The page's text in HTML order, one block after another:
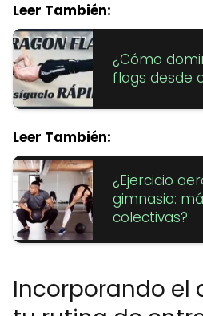
Leer También:
¿Cómo
flags desde
Leer También:
¿Ejercicio
gimnasio:
colectivas?
Incorporando el